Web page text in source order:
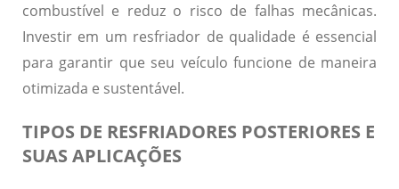
combustível e reduz o risco de falhas mecânicas.
Investir em um resfriador de qualidade é essencial
para garantir que seu veículo funcione de maneira
otimizada e sustentável.
TIPOS DE RESFRIADORES POSTERIORES E
SUAS APLICAÇÕES